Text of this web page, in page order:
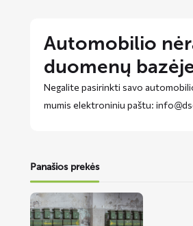
Automobilio
duomenų
Negalite pasirinkti savo
mumis elektroniniu paštu:
Panašios prekės
Lees
meer